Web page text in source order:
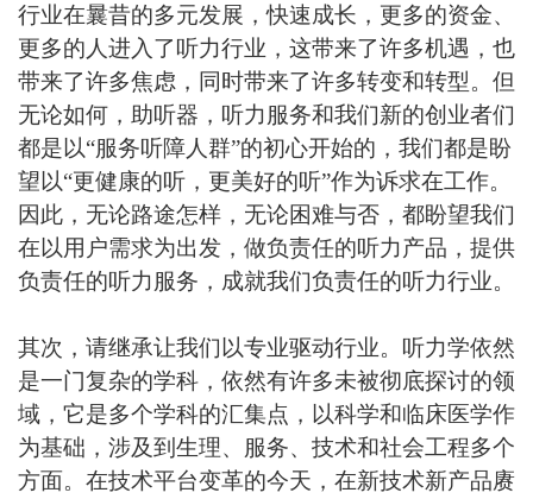
行业在曩昔的多元发展，快速成长，更多的资金、
更多的人进入了听力行业，这带来了许多机遇，也
带来了许多焦虑，同时带来了许多转变和转型。但
无论如何，助听器，听力服务和我们新的创业者们
都是以“服务听障人群”的初心开始的，我们都是盼
望以“更健康的听，更美好的听”作为诉求在工作。
因此，无论路途怎样，无论困难与否，都盼望我们
在以用户需求为出发，做负责任的听力产品，提供
负责任的听力服务，成就我们负责任的听力行业。
其次，请继承让我们以专业驱动行业。听力学依然
是一门复杂的学科，依然有许多未被彻底探讨的领
域，它是多个学科的汇集点，以科学和临床医学作
为基础，涉及到生理、服务、技术和社会工程多个
方面。在技术平台变革的今天，在新技术新产品赓